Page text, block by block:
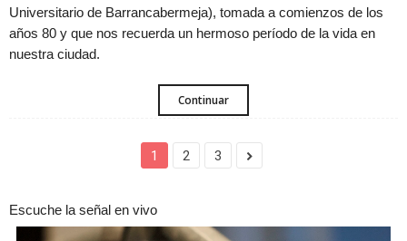
Universitario de Barrancabermeja), tomada a comienzos de los
años 80 y que nos recuerda un hermoso período de la vida en
nuestra ciudad.
Continuar
1 2 3
Escuche la señal en vivo